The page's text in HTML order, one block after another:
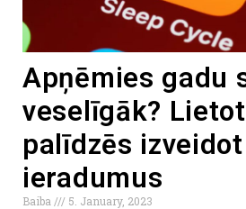
Apņēmies gadu
veselīgāk?
palīdzēs
ieradumus
Baiba
5. January, 2023